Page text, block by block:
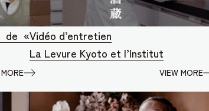
de «Vidéo d’entretien
La Levure Kyoto et l’Institut
VIEW MORE